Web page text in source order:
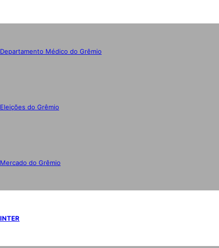
Departamento Médico do Grêmio
Eleições do Grêmio
Mercado do Grêmio
INTER